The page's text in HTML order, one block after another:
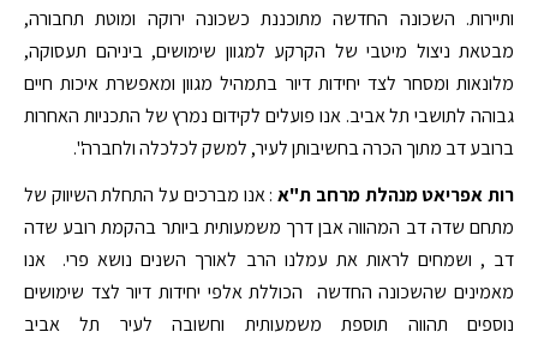
ותיירות. השכונה החדשה מתוכננת כשכונה ירוקה ומוטת תחבורה,
מבטאת ניצול מיטבי של הקרקע למגוון שימושים, ביניהם תעסוקה,
מלונאות ומסחר לצד יחידות דיור בתמהיל מגוון ומאפשרת איכות חיים
גבוהה לתושבי תל אביב. אנו פועלים לקידום נמרץ של התכניות האחרות
ברובע דב מתוך הכרה בחשיבותן לעיר, למשק לכלכלה ולחברה".
רות אפריאט מנהלת מרחב ת"א: אנו מברכים על התחלת השיווק של
מתחם שדה דב המהווה אבן דרך משמעותית ביותר בהקמת רובע שדה
דב , ושמחים לראות את עמלנו הרב לאורך השנים נושא פרי. אנו
מאמינים שהשכונה החדשה הכוללת אלפי יחידות דיור לצד שימושים
נוספים תהווה תוספת משמעותית וחשובה לעיר תל אביב